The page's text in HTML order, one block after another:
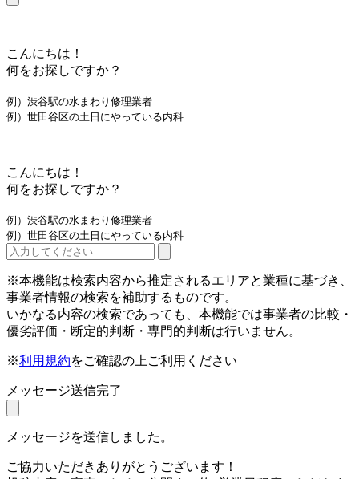
こんにちは！
何をお探しですか？
例）渋谷駅の水まわり修理業者
例）世田谷区の土日にやっている内科
こんにちは！
何をお探しですか？
例）渋谷駅の水まわり修理業者
例）世田谷区の土日にやっている内科
※本機能は検索内容から推定されるエリアと業種に基づき、
事業者情報の検索を補助するものです。
いかなる内容の検索であっても、本機能では事業者の比較・
優劣評価・断定的判断・専門的判断は行いません。
※利用規約をご確認の上ご利用ください
メッセージ送信完了
メッセージを送信しました。
ご協力いただきありがとうございます！